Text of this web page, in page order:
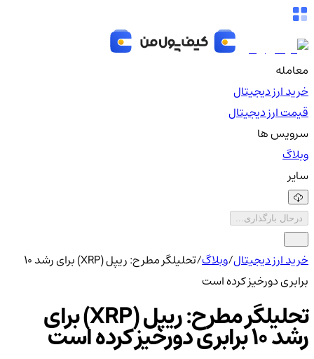
معامله
خرید ارز دیجیتال
قیمت ارز دیجیتال
سرویس ها
وبلاگ
سایر
درحال بارگذاری...
خرید ارز دیجیتال/وبلاگ/
تحلیلگر مطرح: ریپل (XRP) برای رشد ۱۰
برابری دورخیز کرده است
تحلیلگر مطرح: ریپل (XRP) برای
رشد ۱۰ برابری دورخیز کرده است